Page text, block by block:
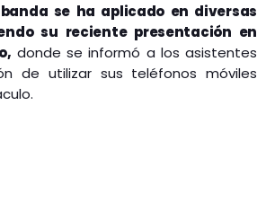
se ha aplicado en diversas
su reciente presentación en
donde se informó a los asistentes
de utilizar sus teléfonos móviles